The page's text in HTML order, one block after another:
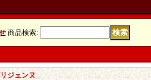
商品検索:
ジェンヌ